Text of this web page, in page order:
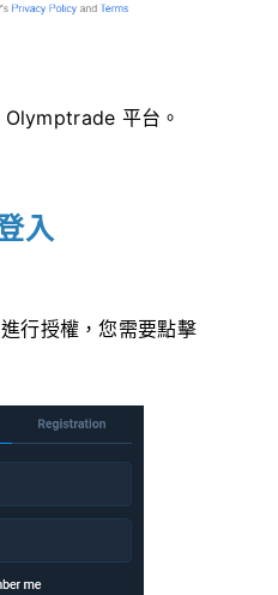
平台。
入
行授權，您需要點擊